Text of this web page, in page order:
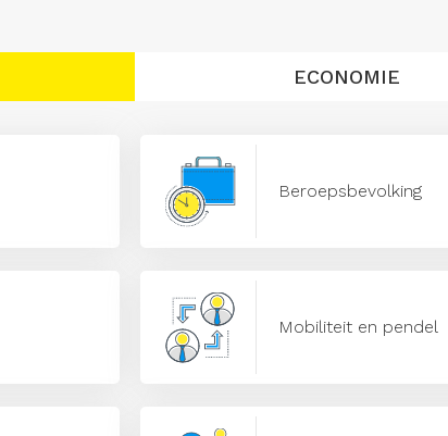
ECONOMIE
Beroepsbevolking
Mobiliteit en pendel